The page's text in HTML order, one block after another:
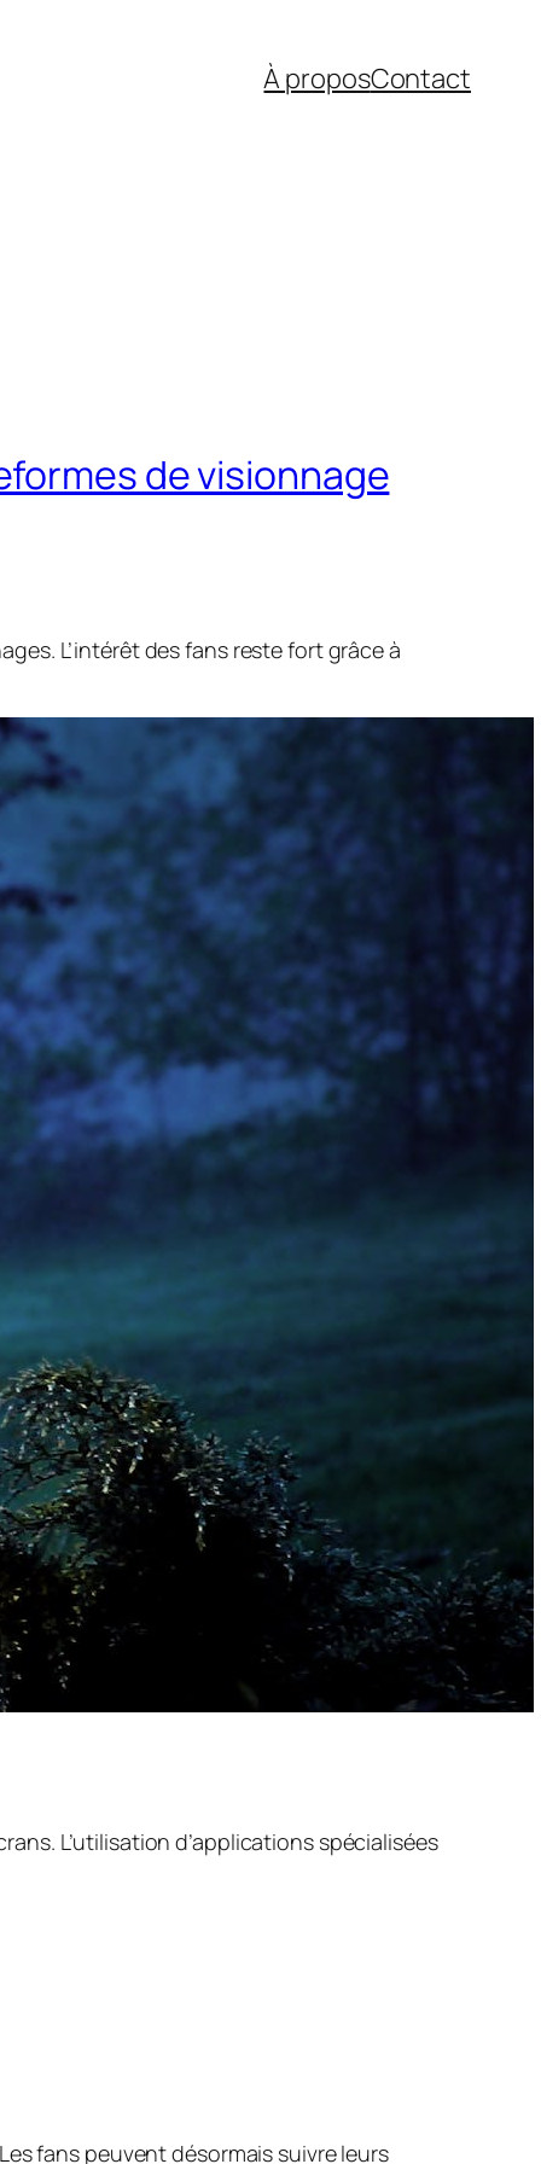
À proposContact
de visionnage
L’intérêt des fans reste fort grâce à
L’utilisation d’applications spécialisées
fans peuvent désormais suivre leurs